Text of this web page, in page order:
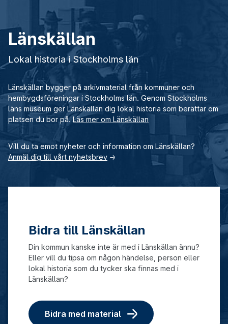
Länskällan
Lokal historia i Stockholms län
Länskällan bygger på arkivmaterial från kommuner och
hembygdsföreningar i Stockholms län. Genom Stockholms
läns museum ger Länskällan dig lokal historia som berättar om
platsen du bor på.Läs mer om Länskällan
Vill du ta emot nyheter och information om Länskällan?
Anmäl dig till vårt nyhetsbrev →
Bidra till Länskällan
Din kommun kanske inte är med i Länskällan ännu?
Eller vill du tipsa om någon händelse, person eller
lokal historia som du tycker ska finnas med i
Länskällan?
Bidra med material